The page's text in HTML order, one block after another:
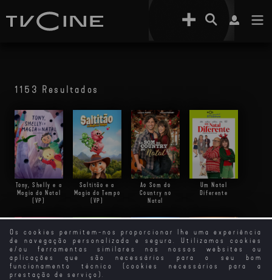
Os cookies permitem-nos proporcionar lhe uma experiência
de navegação personalizada e segura. Utilizamos cookies
e/ou ferramentas similares nos nossos websites ou
aplicações que são necessários para o seu bom
funcionamento técnico (cookies necessários para a
prestação de serviço).
1153 Resultados
Tony, Shelly e a
Magia do Natal
(VP)
Saltitão e a
Magia do Tempo
(VP)
Ao Som do
Country no
Natal
Um Natal
Diferente